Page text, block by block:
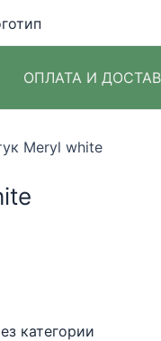
ОПЛАТА И
Meryl white
категории